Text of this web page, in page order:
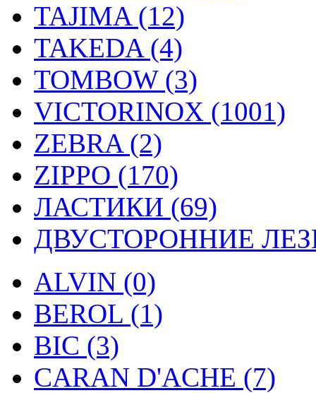
TAJIMA (12)
TAKEDA (4)
TOMBOW (3)
VICTORINOX (1001)
ZEBRA (2)
ZIPPO (170)
ЛАСТИКИ (69)
ДВУСТОРОННИЕ
ALVIN (0)
BEROL (1)
BIC (3)
CARAN D'ACHE (7)